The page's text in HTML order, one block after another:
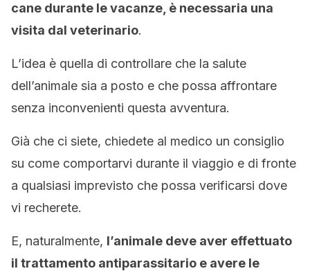
cane durante le vacanze, è necessaria una
visita dal veterinario.
L’idea è quella di controllare che la salute
dell’animale sia a posto e che possa affrontare
senza inconvenienti questa avventura.
Già che ci siete, chiedete al medico un consiglio
su come comportarvi durante il viaggio e di fronte
a qualsiasi imprevisto che possa verificarsi dove
vi recherete.
E, naturalmente, l’animale deve aver effettuato
il trattamento antiparassitario e avere le